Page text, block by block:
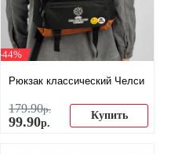
-44%
Рюкзак классический Челси
179.90р.
99.90р.
Купить